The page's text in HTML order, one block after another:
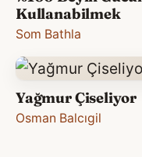
Kullanabilmek
Som Bathla
Yağmur Çiseliyor
Osman Balcıgil